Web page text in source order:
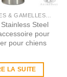
Steel
pour
pour chiens
LA SUITE